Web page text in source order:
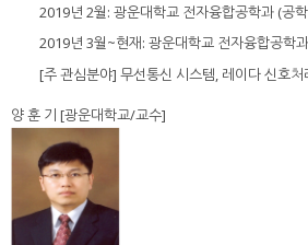
2019년 2월: 광운대학교 전자융합공학과 (공
2019년 3월~현재: 광운대학교 전자융합공학
[주 관심분야] 무선통신 시스템, 레이다 신호처
양 훈 기 [광운대학교/교수]